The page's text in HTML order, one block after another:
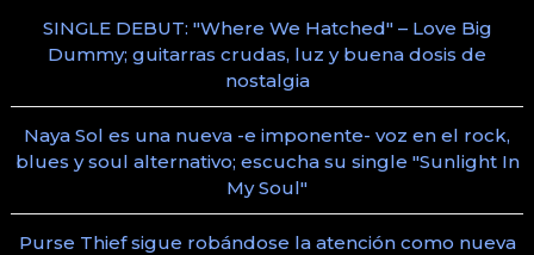
SINGLE DEBUT: "Where We Hatched" – Love Big
Dummy; guitarras crudas, luz y buena dosis de
nostalgia
Naya Sol es una nueva -e imponente- voz en el rock,
blues y soul alternativo; escucha su single "Sunlight In
My Soul"
Purse Thief sigue robándose la atención como nueva